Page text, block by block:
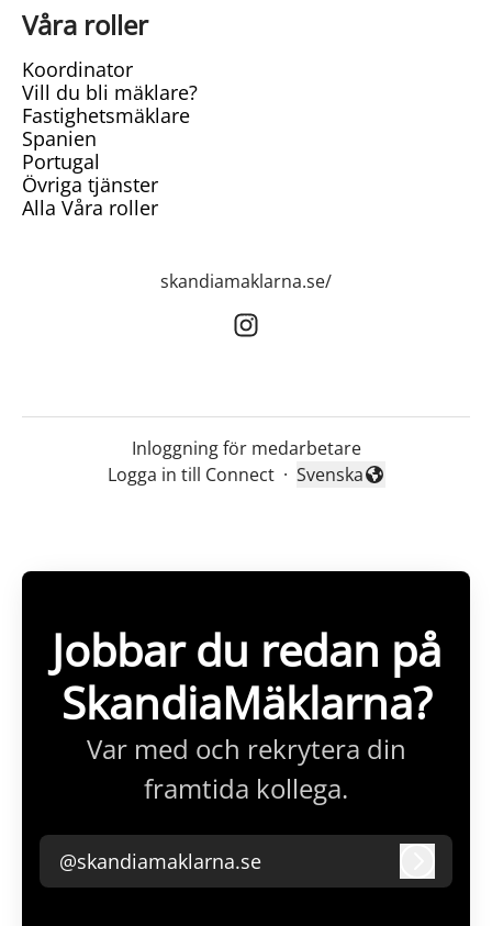
Våra roller
Koordinator
Vill du bli mäklare?
Fastighetsmäklare
Spanien
Portugal
Övriga tjänster
Alla Våra roller
skandiamaklarna.se/
Inloggning för medarbetare
Logga in till Connect · Byt språk
Svenska
Jobbar du redan på
SkandiaMäklarna?
Var med och rekrytera din
framtida kollega.
@skandiamaklarna.se